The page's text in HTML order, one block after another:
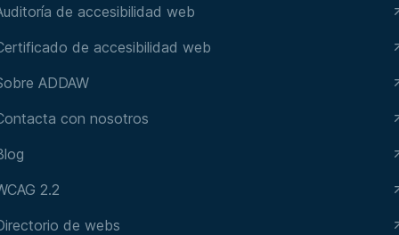
de accesibilidad web
de accesibilidad web
ADDAW
con nosotros
2.2
de webs